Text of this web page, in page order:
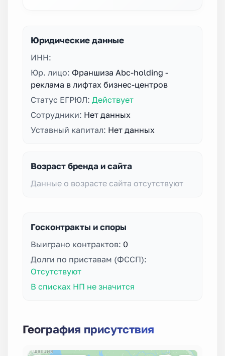
Юридические данные
ИНН:
Юр. лицо: Франшиза Abc-holding -
реклама в лифтах бизнес-центров
Статус ЕГРЮЛ: Действует
Сотрудники: Нет данных
Уставный капитал: Нет данных
Возраст бренда и сайта
Данные о возрасте сайта отсутствуют
Госконтракты и споры
Выиграно контрактов: 0
Долги по приставам (ФССП):
Отсутствуют
В списках НП не значится
География присутствия